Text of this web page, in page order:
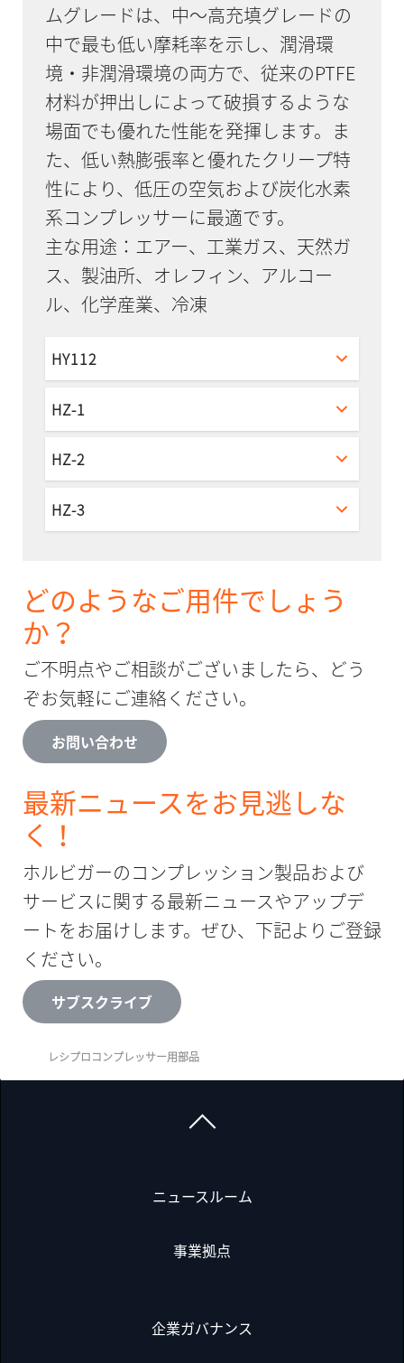
ムグレードは、中〜高充填グレードの
中で最も低い摩耗率を示し、潤滑環
境・非潤滑環境の両方で、従来のPTFE
材料が押出しによって破損するような
場面でも優れた性能を発揮します。ま
た、低い熱膨張率と優れたクリープ特
性により、低圧の空気および炭化水素
系コンプレッサーに最適です。
主な用途：エアー、工業ガス、天然ガ
ス、製油所、オレフィン、アルコー
ル、化学産業、冷凍
HY112
HZ-1
HZ-2
HZ-3
どのようなご用件でしょう
か？
ご不明点やご相談がございましたら、どう
ぞお気軽にご連絡ください。
お問い合わせ
最新ニュースをお見逃しな
く！
ホルビガーのコンプレッション製品および
サービスに関する最新ニュースやアップデ
ートをお届けします。ぜひ、下記よりご登録
ください。
サブスクライブ
レシプロコンプレッサー用部品
ニュースルーム
事業拠点
企業ガバナンス